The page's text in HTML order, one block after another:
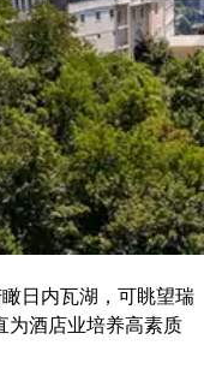
日内瓦湖，可眺望瑞
为酒店业培养高素质